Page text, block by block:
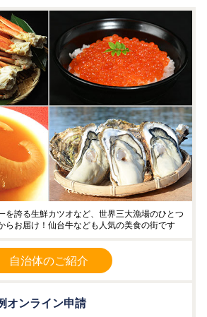
を誇る生鮮カツオなど、世界三大漁場のひとつ
らお届け！仙台牛なども人気の美食の街です
自治体のご紹介
オンライン申請